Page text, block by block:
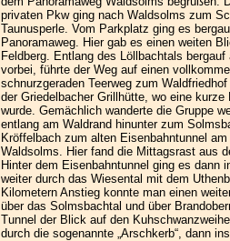
privaten Pkw ging nach Waldsolms zum
Taunusperle. Vom Parkplatz ging es
Panoramaweg. Hier gab es einen weiten
Feldberg. Entlang des Löllbachtals bergauf
vorbei, führte der Weg auf einen
schnurzgeraden Teerweg zum
der Griedelbacher Grillhütte, wo eine kurze
wurde. Gemächlich wanderte die Gruppe
entlang am Waldrand hinunter zum
Kröffelbach zum alten Eisenbahntunnel
Waldsolms. Hier fand die Mittagsrast aus
Hinter dem Eisenbahntunnel ging es dann
weiter durch das Wiesental mit dem
Kilometern Anstieg konnte man einen
über das Solmsbachtal und über
Tunnel der Blick auf den
durch die sogenannte „Arschkerb“, dann